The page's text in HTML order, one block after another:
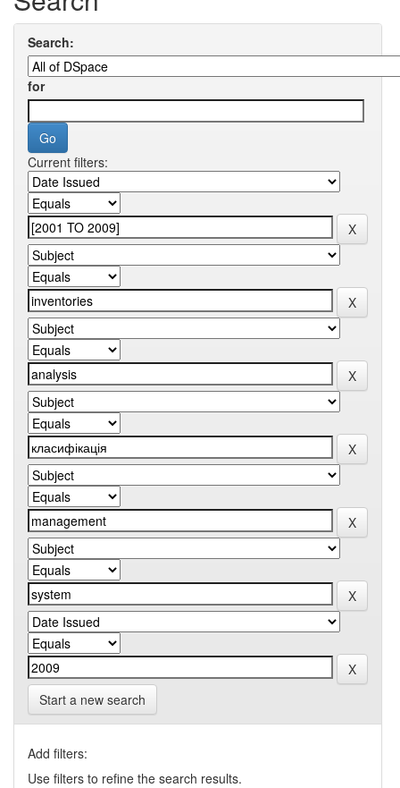
Search:
for
Current filters:
Start a new search
Add filters:
Use filters to refine the search results.